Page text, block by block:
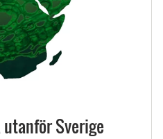
Sverige